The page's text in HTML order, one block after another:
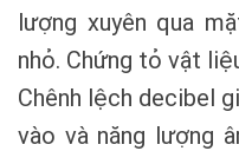
lượng xuyên qua
nhỏ. Chứng tỏ vật
Chênh lệch decibel
vào và năng lượng